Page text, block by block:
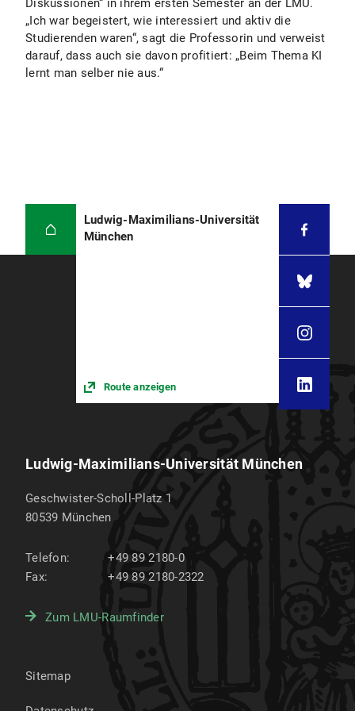
Diskussionen“ in ihrem ersten Semester an der LMU.
„Ich war begeistert, wie interessiert und aktiv die
Studierenden waren“, sagt die Professorin und verweist
darauf, dass auch sie davon profitiert: „Beim Thema KI
lernt man selber nie aus.“
Ludwig-Maximilians-Universität
München
Route anzeigen
Ludwig-Maximilians-Universität München
Geschwister-Scholl-Platz 1
80539 München
Telefon:
+49 89 2180-0
Fax:
+49 89 2180-2322
Zum LMU-Raumfinder
Sitemap